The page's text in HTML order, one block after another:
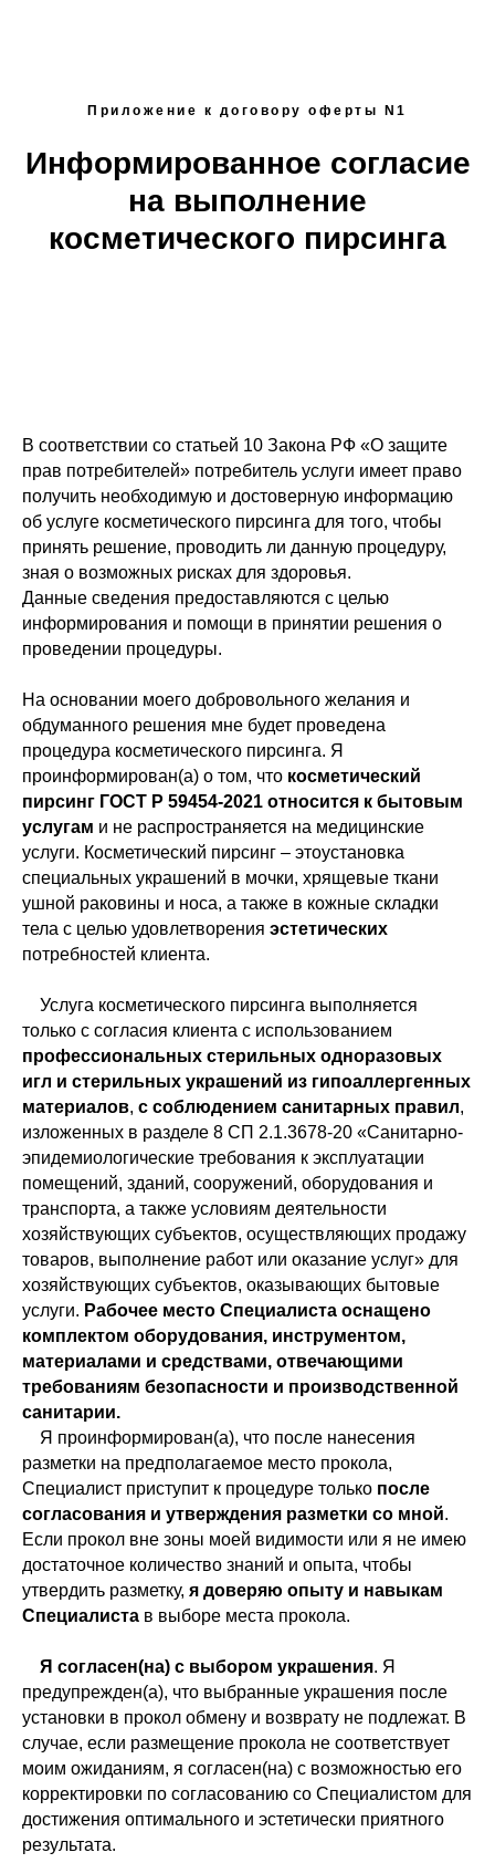
Приложение к договору оферты N1
Информированное согласие
на выполнение
косметического пирсинга
В соответствии со статьей 10 Закона РФ «О защите
прав потребителей» потребитель услуги имеет право
получить необходимую и достоверную информацию
об услуге косметического пирсинга для того, чтобы
принять решение, проводить ли данную процедуру,
зная о возможных рисках для здоровья.
Данные сведения предоставляются с целью
информирования и помощи в принятии решения о
проведении процедуры.
На основании моего добровольного желания и
обдуманного решения мне будет проведена
процедура косметического пирсинга. Я
проинформирован(а) о том, что косметический
пирсинг ГОСТ Р 59454-2021 относится к бытовым
услугам и не распространяется на медицинские
услуги. Косметический пирсинг – этоустановка
специальных украшений в мочки, хрящевые ткани
ушной раковины и носа, а также в кожные складки
тела с целью удовлетворения эстетических
потребностей клиента.
Услуга косметического пирсинга выполняется
только с согласия клиента с использованием
профессиональных стерильных одноразовых
игл и стерильных украшений из гипоаллергенных
материалов, с соблюдением санитарных правил,
изложенных в разделе 8 СП 2.1.3678-20 «Санитарно-
эпидемиологические требования к эксплуатации
помещений, зданий, сооружений, оборудования и
транспорта, а также условиям деятельности
хозяйствующих субъектов, осуществляющих продажу
товаров, выполнение работ или оказание услуг» для
хозяйствующих субъектов, оказывающих бытовые
услуги. Рабочее место Специалиста оснащено
комплектом оборудования, инструментом,
материалами и средствами, отвечающими
требованиям безопасности и производственной
санитарии.
Я проинформирован(а), что после нанесения
разметки на предполагаемое место прокола,
Специалист приступит к процедуре только после
согласования и утверждения разметки со мной.
Если прокол вне зоны моей видимости или я не имею
достаточное количество знаний и опыта, чтобы
утвердить разметку, я доверяю опыту и навыкам
Специалиста в выборе места прокола.
Я согласен(на) с выбором украшения. Я
предупрежден(а), что выбранные украшения после
установки в прокол обмену и возврату не подлежат. В
случае, если размещение прокола не соответствует
моим ожиданиям, я согласен(на) с возможностью его
корректировки по согласованию со Специалистом для
достижения оптимального и эстетически приятного
результата.